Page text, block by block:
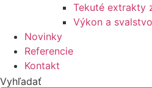
Tekuté extrakty
Výkon a svalstvo
Novinky
Referencie
Kontakt
Vyhľadať